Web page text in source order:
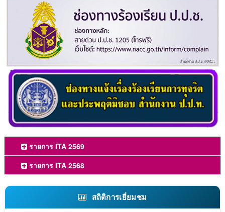
รายการ ITA 2569
รายการ ITA 2568
สถิติการเยี่ยมชม